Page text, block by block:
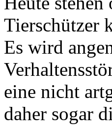
Tierschützer
Es wird
eine nicht
daher sogar